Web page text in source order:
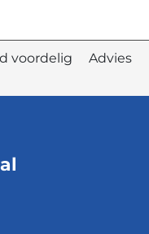
voordelig Advies